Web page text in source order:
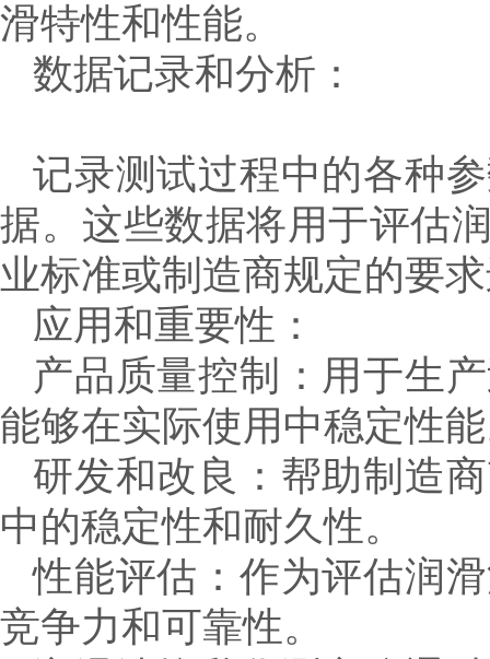
滑特性和性能。
数据记录和分析：
记录测试过程中的各种
据。这些数据将用于评估
业标准或制造商规定的要
应用和重要性：
产品质量控制：用于生
能够在实际使用中稳定性
研发和改良：帮助制造
中的稳定性和耐久性。
性能评估：作为评估润
竞争力和可靠性。